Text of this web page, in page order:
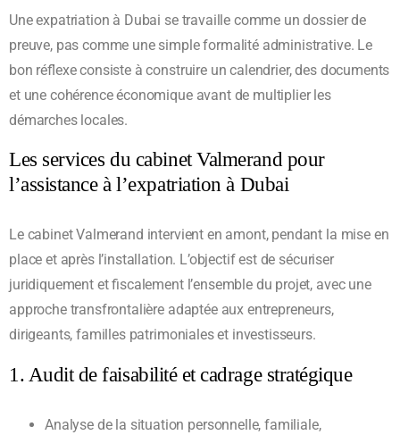
Une expatriation à Dubai se travaille comme un dossier de
preuve, pas comme une simple formalité administrative. Le
bon réflexe consiste à construire un calendrier, des documents
et une cohérence économique avant de multiplier les
démarches locales.
Les services du cabinet Valmerand pour
l’assistance à l’expatriation à Dubai
Le cabinet Valmerand intervient en amont, pendant la mise en
place et après l’installation. L’objectif est de sécuriser
juridiquement et fiscalement l’ensemble du projet, avec une
approche transfrontalière adaptée aux entrepreneurs,
dirigeants, familles patrimoniales et investisseurs.
1. Audit de faisabilité et cadrage stratégique
Analyse de la situation personnelle, familiale,